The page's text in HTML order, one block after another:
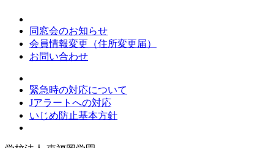
同窓会のお知らせ
会員情報変更（住所変更届）
お問い合わせ
緊急時の対応について
Jアラートへの対応
いじめ防止基本方針